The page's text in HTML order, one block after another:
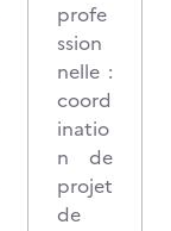
profe
ssion
nelle :
coord
inatio
n de
projet
de